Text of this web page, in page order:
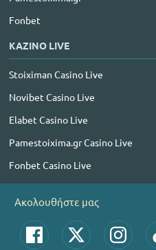
Fonbet
ΚΑΖΙΝΟ LIVE
Stoiximan Casino Live
Novibet Casino Live
Elabet Casino Live
Pamestoixima.gr Casino Live
Fonbet Casino Live
Ακολουθήστε μας